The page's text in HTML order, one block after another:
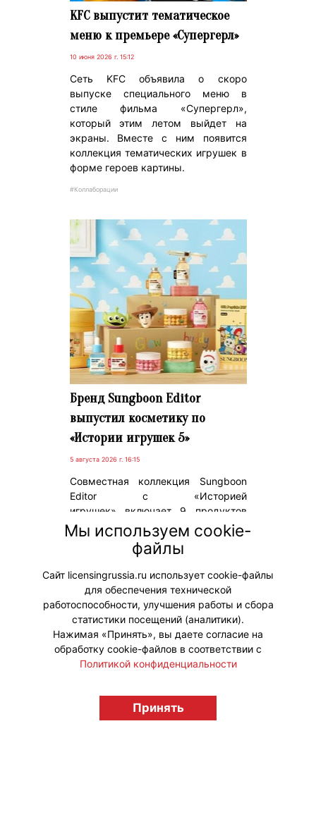
KFC выпустит тематическое
меню к премьере «Супергерл»
10 июня 2026 г. 15:12
Сеть KFC объявила о скоро
выпуске специального меню в
стиле фильма «Супергерл»,
который этим летом выйдет на
экраны. Вместе с ним появится
коллекция тематических игрушек в
форме героев картины.
#Коллаборации
Бренд Sungboon Editor
выпустил косметику по
«Истории игрушек 5»
5 августа 2026 г. 16:15
Совместная коллекция Sungboon
Editor с «Историей
игрушек» включает 9 продуктов
уходовой косметики – сыворотки
для лица, кремы и маска для лица,
а также косметичку с Вуди и
Джесси.
#Коллаборации #ПродвижениеБренда
licensingrussia.ru, 2009-2026 12+
Мы используем cookie-
файлы
Сайт licensingrussia.ru использует cookie-файлы
для обеспечения технической
работоспособности, улучшения работы и сбора
статистики посещений (аналитики).
Нажимая «Принять», вы даете согласие на
обработку cookie-файлов в соответствии с
Политикой конфиденциальности
Принять